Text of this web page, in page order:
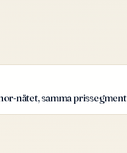
nätet, samma prissegment